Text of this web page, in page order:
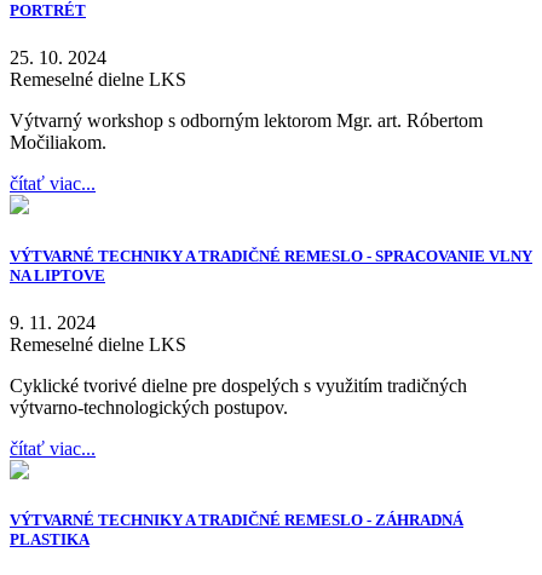
PORTRÉT
25. 10. 2024
Remeselné dielne LKS
Výtvarný workshop s odborným lektorom Mgr. art. Róbertom
Močiliakom.
čítať viac...
VÝTVARNÉ TECHNIKY A TRADIČNÉ REMESLO - SPRACOVANIE VLNY
NA LIPTOVE
9. 11. 2024
Remeselné dielne LKS
Cyklické tvorivé dielne pre dospelých s využitím tradičných
výtvarno-technologických postupov.
čítať viac...
VÝTVARNÉ TECHNIKY A TRADIČNÉ REMESLO - ZÁHRADNÁ
PLASTIKA